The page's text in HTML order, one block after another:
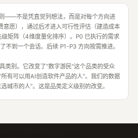
——不是凭直觉列想法，而是对每个方向进
愿），通过后才进入可行性评估（建造成本
矩阵（4维度量化排序）。P0 已执行的需求
不到一个会话。后续 P1-P3 方向按需推进。
类别。它改变了"数字游民"这个品类的受众
有可以用AI创造软件产品的人"。我们的数据
城市的人"。这是品类定义级别的改变。